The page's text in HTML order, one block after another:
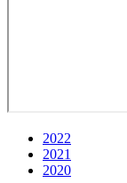
2022
2021
2020